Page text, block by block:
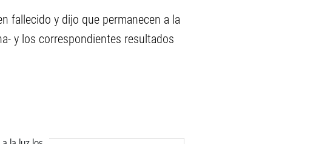
fallecido y dijo que permanecen a la
y los correspondientes resultados